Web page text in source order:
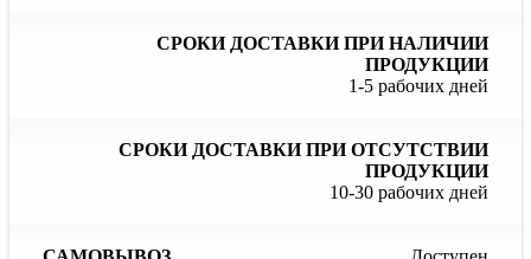
1-5 рабочих дней
10-30 рабочих дней